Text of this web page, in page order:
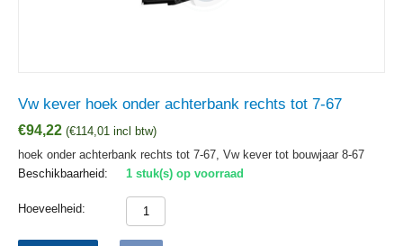
Vw kever hoek onder achterbank rechts tot 7-67
€94,22 (€114,01 incl btw)
hoek onder achterbank rechts tot 7-67, Vw kever tot bouwjaar 8-67
Beschikbaarheid:
1 stuk(s) op voorraad
Hoeveelheid: